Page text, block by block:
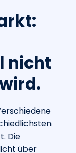
nicht
Die
über